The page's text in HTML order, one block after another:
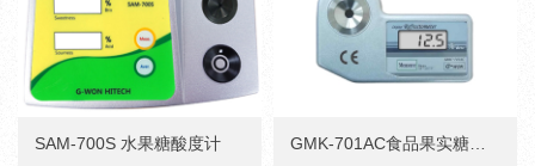
SAM-700S 水果糖酸度计